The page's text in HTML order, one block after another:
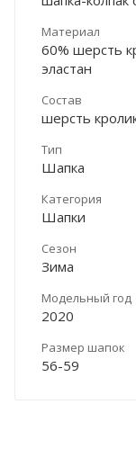
Материал
60% шерсть
эластан
Состав
шерсть
Тип
Шапка
Категория
Шапки
Сезон
Зима
Модельный год
2020
Размер шапок
56-59